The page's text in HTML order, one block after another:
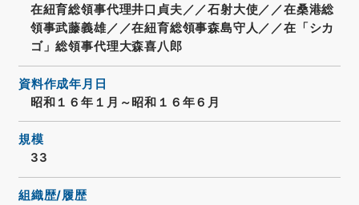
在紐育総領事代理井口貞夫／／石射大使／／在桑港総
領事武藤義雄／／在紐育総領事森島守人／／在「シカ
ゴ」総領事代理大森喜八郎
資料作成年月日
昭和１６年１月～昭和１６年６月
規模
33
組織歴/履歴